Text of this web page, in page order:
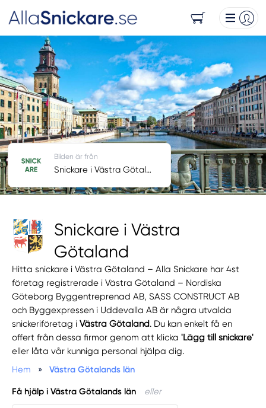
Snickare i Västra
Götaland
Hitta snickare i Västra Götaland – Alla Snickare har 4st
företag registrerade i Västra Götaland – Nordiska
Göteborg Byggentreprenad AB, SASS CONSTRUCT AB
och Byggexpressen i Uddevalla AB är några utvalda
snickeriföretag iVästra Götaland. Du kan enkelt få en
offert från dessa firmor genom att klicka'Lägg till snickare'
eller låta vår kunniga personal hjälpa dig.
Hem
» Västra Götalands län
Få hjälp i Västra Götalands län eller
Bilden är från
Snickare i Västra Götaland